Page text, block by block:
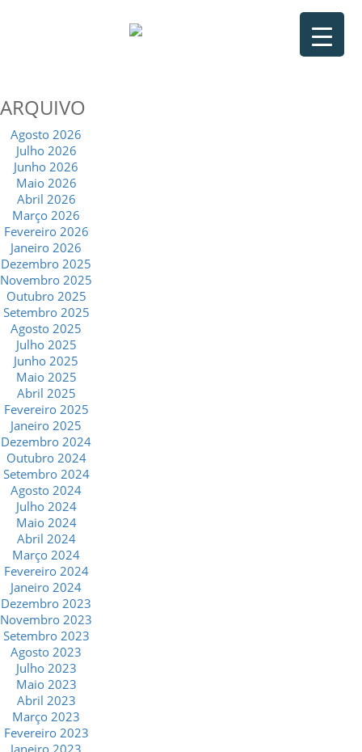
ARQUIVO
Agosto 2026
Julho 2026
Junho 2026
Maio 2026
Abril 2026
Março 2026
Fevereiro 2026
Janeiro 2026
Dezembro 2025
Novembro 2025
Outubro 2025
Setembro 2025
Agosto 2025
Julho 2025
Junho 2025
Maio 2025
Abril 2025
Fevereiro 2025
Janeiro 2025
Dezembro 2024
Outubro 2024
Setembro 2024
Agosto 2024
Julho 2024
Maio 2024
Abril 2024
Março 2024
Fevereiro 2024
Janeiro 2024
Dezembro 2023
Novembro 2023
Setembro 2023
Agosto 2023
Julho 2023
Maio 2023
Abril 2023
Março 2023
Fevereiro 2023
Janeiro 2023